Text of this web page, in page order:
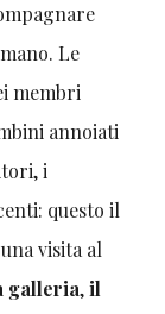
Le
membri
annoiati
i
questo il
visita al
galleria,il